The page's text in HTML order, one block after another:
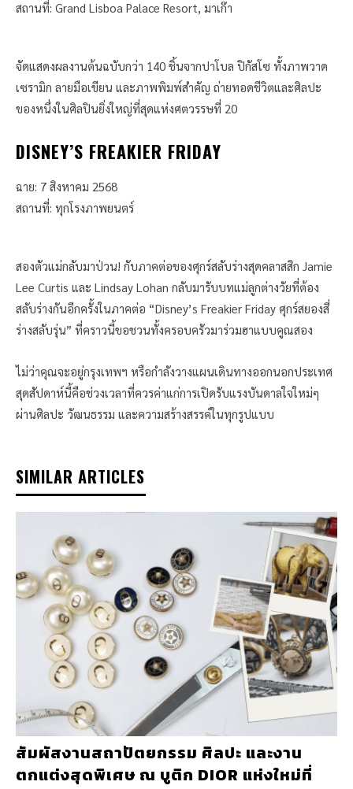
สถานที่: Grand Lisboa Palace Resort, มาเก๊า
จัดแสดงผลงานต้นฉบับกว่า 140 ชิ้นจากปาโบล ปิกัสโซ ทั้งภาพวาด
เซรามิก ลายมือเขียน และภาพพิมพ์สำคัญ ถ่ายทอดชีวิตและศิลปะ
ของหนึ่งในศิลปินยิ่งใหญ่ที่สุดแห่งศตวรรษที่ 20
DISNEY’S FREAKIER FRIDAY
ฉาย: 7 สิงหาคม 2568
สถานที่: ทุกโรงภาพยนตร์
สองตัวแม่กลับมาป่วน! กับภาคต่อของศุกร์สลับร่างสุดคลาสสิก Jamie
Lee Curtis และ Lindsay Lohan กลับมารับบทแม่ลูกต่างวัยที่ต้อง
สลับร่างกันอีกครั้งในภาคต่อ “Disney’s Freakier Friday ศุกร์สยองสี่
ร่างสลับรุ่น” ที่คราวนี้ขอชวนทั้งครอบครัวมาร่วมฮาแบบคูณสอง
ไม่ว่าคุณจะอยู่กรุงเทพฯ หรือกำลังวางแผนเดินทางออกนอกประเทศ
สุดสัปดาห์นี้คือช่วงเวลาที่ควรค่าแก่การเปิดรับแรงบันดาลใจใหม่ๆ
ผ่านศิลปะ วัฒนธรรม และความสร้างสรรค์ในทุกรูปแบบ
SIMILAR ARTICLES
สัมผัสงานสถาปัตยกรรม ศิลปะ และงาน
ตกแต่งสุดพิเศษ ณ บูติก DIOR แห่งใหม่ที่